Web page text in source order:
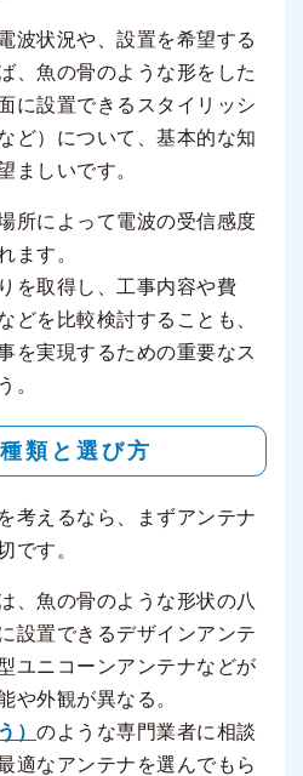
波状況や、設置を希望する
、魚の骨のような形をした
に設置できるスタイリッシ
ど）について、基本的な知
ましいです。
所によって電波の受信感度
ます。
を取得し、工事内容や費
どを比較検討することも、
を実現するための重要なス
。
類と選び方
考えるなら、まずアンテナ
です。
、魚の骨のような形状の八
設置できるデザインアンテ
ユニコーンアンテナなどが
や外観が異なる。
） のような専門業者に相談
適なアンテナを選んでもら